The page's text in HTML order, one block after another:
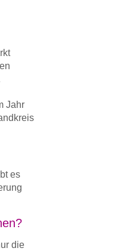
Jahr
es
die